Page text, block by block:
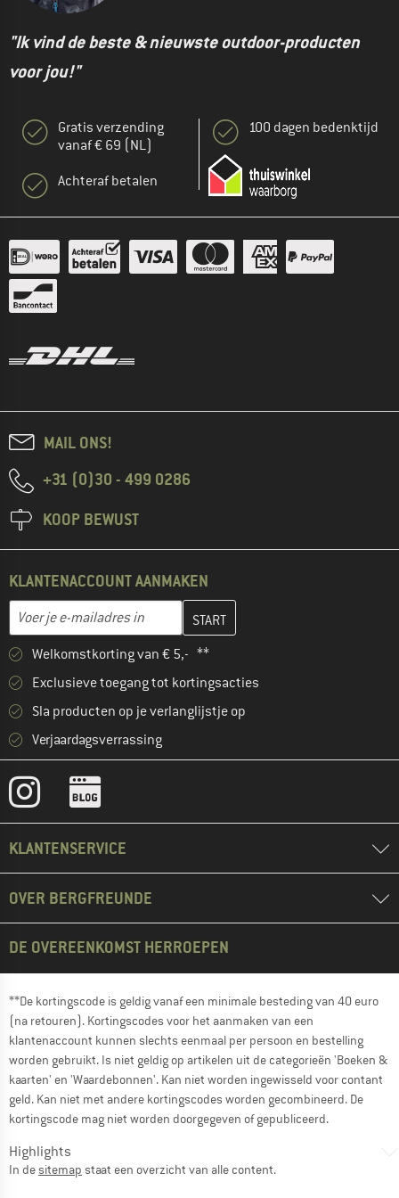
"Ik vind de beste & nieuwste outdoor-producten
voor jou!"
Gratis verzending
vanaf € 69 (NL)
Achteraf betalen
100 dagen bedenktijd
MAIL ONS!
+31 (0)30 - 499 0286
KOOP BEWUST
KLANTENACCOUNT AANMAKEN
E-mailadres
Vul je e-mailadres hier in en maak in de volgende stap je
Welkomstkorting van € 5,- **
Exclusieve toegang tot kortingsacties
Sla producten op je verlanglijstje op
Verjaardagsverrassing
KLANTENSERVICE
OVER BERGFREUNDE
DE OVEREENKOMST HERROEPEN
**De kortingscode is geldig vanaf een minimale besteding van 40 euro
(na retouren). Kortingscodes voor het aanmaken van een
klantenaccount kunnen slechts eenmaal per persoon en bestelling
worden gebruikt. Is niet geldig op artikelen uit de categorieën 'Boeken &
kaarten' en 'Waardebonnen'. Kan niet worden ingewisseld voor contant
geld. Kan niet met andere kortingscodes worden gecombineerd. De
kortingscode mag niet worden doorgegeven of gepubliceerd.
Highlights
In desitemap staat een overzicht van alle content.